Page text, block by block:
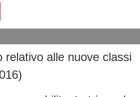
pagina
relativo alle nuove classi